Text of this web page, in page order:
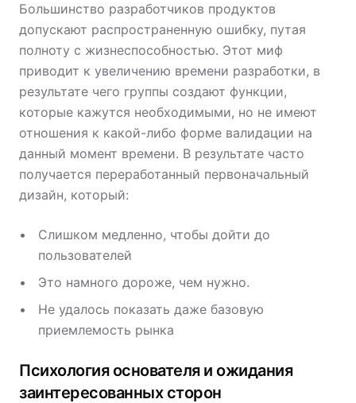
Большинство разработчиков продуктов
допускают распространенную ошибку, путая
полноту с жизнеспособностью. Этот миф
приводит к увеличению времени разработки, в
результате чего группы создают функции,
которые кажутся необходимыми, но не имеют
отношения к какой-либо форме валидации на
данный момент времени. В результате часто
получается переработанный первоначальный
дизайн, который:
Слишком медленно, чтобы дойти до
пользователей
Это намного дороже, чем нужно.
Не удалось показать даже базовую
приемлемость рынка
Психология основателя и ожидания
заинтересованных сторон